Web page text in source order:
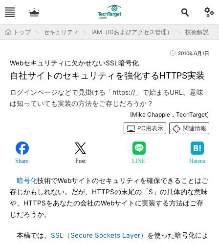
トップ セキュリティ IAM（IDおよびアクセス管理） 技術解説
2010年6月1日
自社サイトのセキュリティを強化するHTTPS実装
Webセキュリティに欠かせないSSL暗号化
ログインページなどで見掛ける「https://」で始まるURL。意味
は知っていても実装の方法をご存じだろうか？
[Mike Chapple，TechTarget]
PC用表示
関連情報
Share Post LINE Hatena
暗号化技術でWebサイトのセキュリティを確保できることはご
存じかもしれない。だが、HTTPSの末尾の「S」の具体的な意味
や、HTTPSをあなたの会社のWebサイトに実装する方法はご存
じだろうか。
本稿では、 SSL（Secure Sockets Layer） を使った暗号化によ